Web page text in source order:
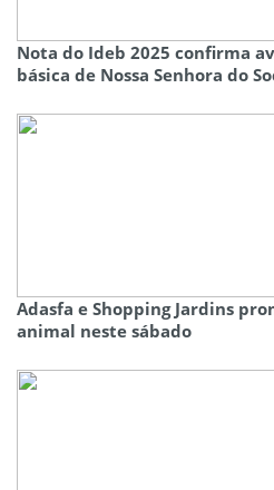
Nota do Ideb 2025 confirma
básica de Nossa Senhora do
Adasfa e Shopping Jardins
animal neste sábado